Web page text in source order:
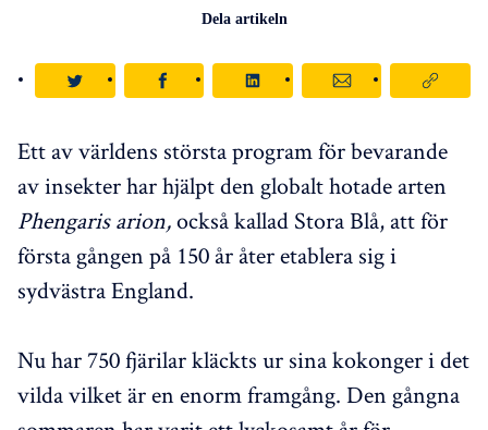
Dela artikeln
Ett av världens största program för bevarande
av insekter har hjälpt den globalt hotade arten
Phengaris arion,också kallad Stora Blå, att för
första gången på 150 år åter etablera sig i
sydvästra England.
Nu har 750 fjärilar kläckts ur sina kokonger i det
vilda vilket är en enorm framgång. Den gångna